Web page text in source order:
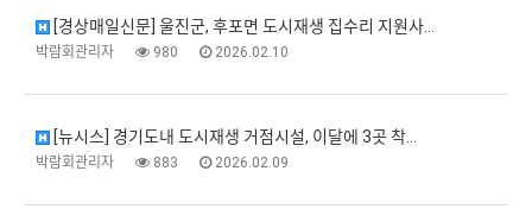
[경상매일신문] 울진군, 후포면 도시재생 집수리 지원사…
박람회관리자 980 2026.02.10
[뉴시스] 경기도내 도시재생 거점시설, 이달에 3곳 착…
박람회관리자 883 2026.02.09